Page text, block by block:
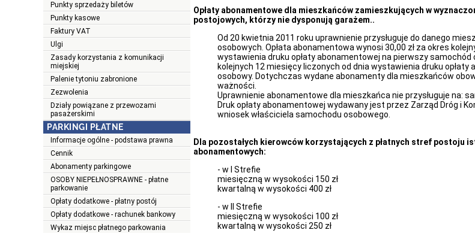
Punkty sprzedaży biletów
Punkty kasowe
Faktury VAT
Ulgi
Zasady korzystania z komunikacji
miejskiej
Palenie tytoniu zabronione
Zezwolenia
Działy powiązane z przewozami
pasażerskimi
PARKINGI PŁATNE
Informacje ogólne - podstawa prawna
Cennik
Abonamenty parkingowe
OSOBY NIEPEŁNOSPRAWNE - płatne
parkowanie
Opłaty dodatkowe - płatny postój
Opłaty dodatkowe - rachunek bankowy
Wykaz miejsc płatnego parkowania
Opłaty abonamentowe dla mieszkańców zamieszkujących w
postojowych, którzy nie dysponują garażem..
Od 20 kwietnia 2011 roku uprawnienie przysługuje do danego
osobowych. Opłata abonamentowa wynosi 30,00 zł za okres
wystawienia druku opłaty abonamentowej na pierwszy samochód
kolejnych 12 miesięcy liczonych od dnia wystawienia druku
osobowy. Dotychczas wydane abonamenty dla mieszkańców
ważności.
Uprawnienie abonamentowe dla mieszkańca nie przysługuje na:
Druk opłaty abonamentowej wydawany jest przez Zarząd Dróg i
wniosek właściciela samochodu osobowego.
Dla pozostałych kierowców korzystających z płatnych stref postoju
abonamentowych:
- w I Strefie
miesięczną w wysokości 150 zł
kwartalną w wysokości 400 zł
- w II Strefie
miesięczną w wysokości 100 zł
kwartalną w wysokości 250 zł